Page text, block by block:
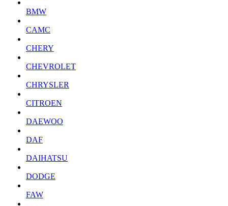
BMW
CAMC
CHERY
CHEVROLET
CHRYSLER
CITROEN
DAEWOO
DAF
DAIHATSU
DODGE
FAW